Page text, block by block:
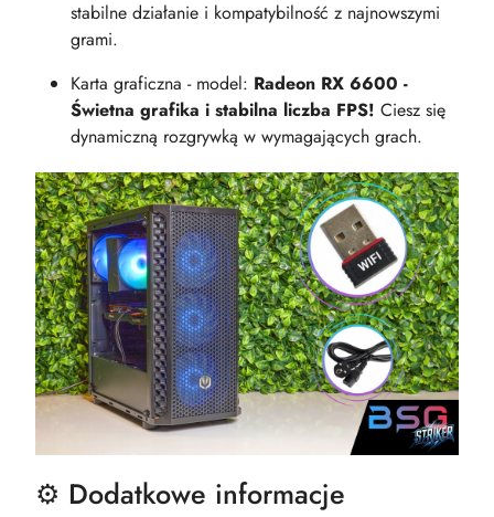
stabilne działanie i kompatybilność z najnowszymi
grami.
Karta graficzna - model: Radeon RX 6600 -
Świetna grafika i stabilna liczba FPS! Ciesz się
dynamiczną rozgrywką w wymagających grach.
⚙️ Dodatkowe informacje